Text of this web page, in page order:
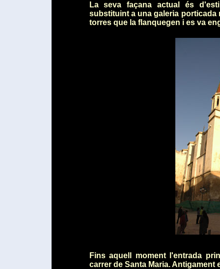
La seva façana actual és
substituint a una galeria porticada
torres que la flanquegen i es va
Fins aquell moment l'entrada
carrer de Santa Maria.